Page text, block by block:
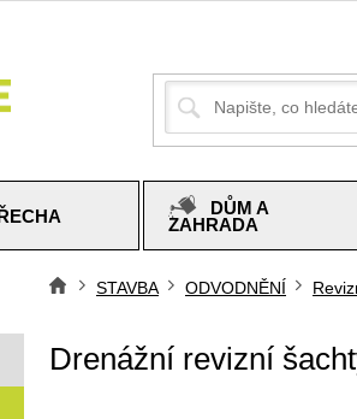
DŮM A
ZAHRADA
STAVBA ODVODNĚNÍ
Drenážní revizní